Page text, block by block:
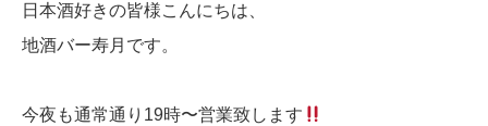
日本酒好きの皆様こんにちは、
地酒バー寿月です。
今夜も通常通り19時〜営業致します